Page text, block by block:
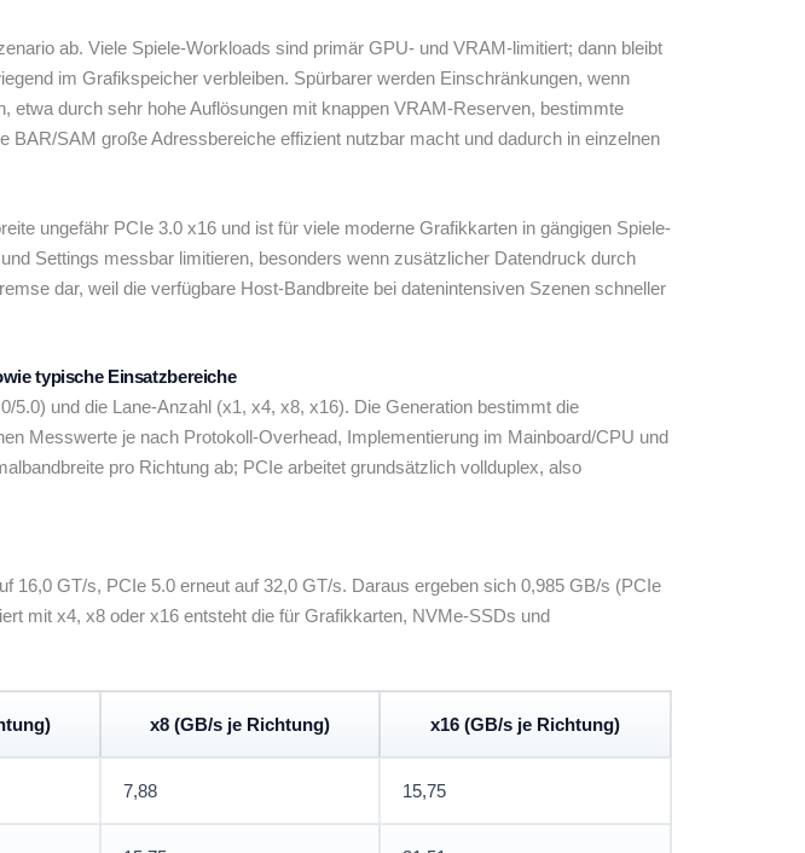
ab. Viele Spiele-Workloads sind primär GPU- und VRAM-limitiert; dann bleibt
im Grafikspeicher verbleiben. Spürbarer werden Einschränkungen, wenn
durch sehr hohe Auflösungen mit knappen VRAM-Reserven, bestimmte
SAM große Adressbereiche effizient nutzbar macht und dadurch in einzelnen
ungefähr PCIe 3.0 x16 und ist für viele moderne Grafikkarten in gängigen Spiele-
Settings messbar limitieren, besonders wenn zusätzlicher Datendruck durch
dar, weil die verfügbare Host-Bandbreite bei datenintensiven Szenen schneller
typische Einsatzbereiche
und die Lane-Anzahl (x1, x4, x8, x16). Die Generation bestimmt die
Messwerte je nach Protokoll-Overhead, Implementierung im Mainboard/CPU und
pro Richtung ab; PCIe arbeitet grundsätzlich vollduplex, also
16,0 GT/s, PCIe 5.0 erneut auf 32,0 GT/s. Daraus ergeben sich 0,985 GB/s (PCIe
mit x4, x8 oder x16 entsteht die für Grafikkarten, NVMe-SSDs und
x8 (GB/s je Richtung) x16 (GB/s je Richtung)
7,88 15,75